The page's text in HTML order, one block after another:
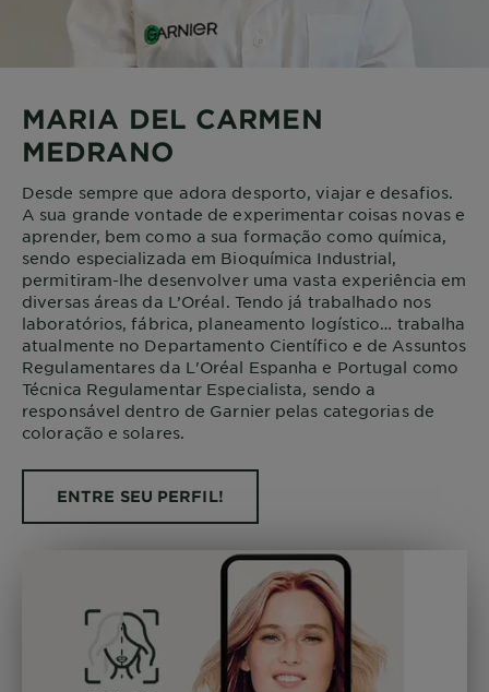
MARIA DEL CARMEN
MEDRANO
Desde sempre que adora desporto, viajar e desafios.
A sua grande vontade de experimentar coisas novas e
aprender, bem como a sua formação como química,
sendo especializada em Bioquímica Industrial,
permitiram-lhe desenvolver uma vasta experiência em
diversas áreas da L’Oréal. Tendo já trabalhado nos
laboratórios, fábrica, planeamento logístico… trabalha
atualmente no Departamento Científico e de Assuntos
Regulamentares da L'Oréal Espanha e Portugal como
Técnica Regulamentar Especialista, sendo a
responsável dentro de Garnier pelas categorias de
coloração e solares.
ENTRE SEU PERFIL!